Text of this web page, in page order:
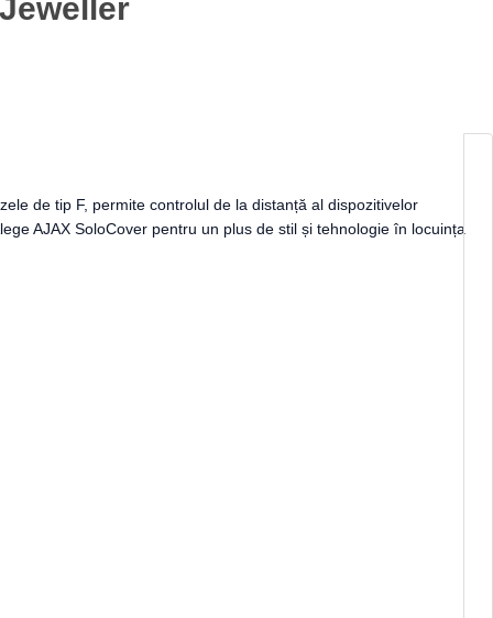
de tip F, permite controlul de la distanță al dispozitivelor
AJAX SoloCover pentru un plus de stil și tehnologie în locuința